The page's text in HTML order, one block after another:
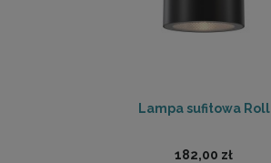
Lampa sufitowa Roll
182,00 zł